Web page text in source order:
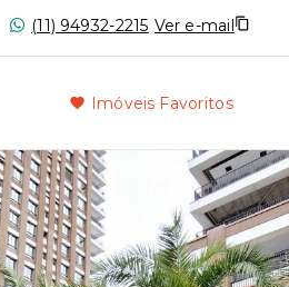
(11) 94932-2215 Ver e-mail
Imóveis Favoritos